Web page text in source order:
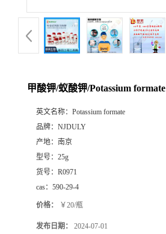
甲酸钾/蚁酸钾/Potassium formate
英文名称： Potassium formate
品牌： NJDULY
产地： 南京
型号： 25g
货号： R0971
cas： 590-29-4
价格： ￥20/瓶
发布日期： 2024-07-01